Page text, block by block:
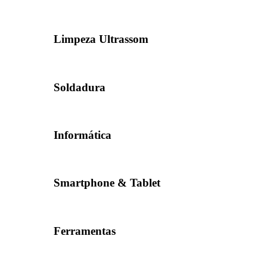
Limpeza Ultrassom
Soldadura
Informática
Smartphone & Tablet
Ferramentas